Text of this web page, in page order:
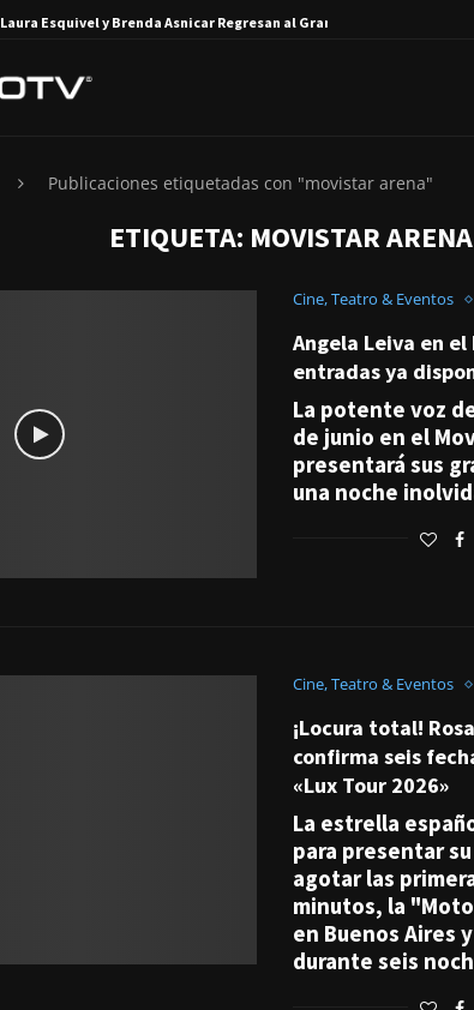
Laura Esquivel y Brenda Asnicar Regresan al Gran...
Publicaciones etiquetadas con "movistar arena"
ETIQUETA: MOVISTAR ARENA
Cine, Teatro & Eventos
Angela Leiva en
entradas ya
La potente voz
de junio en el
presentará sus
una noche
Cine, Teatro & Eventos
¡Locura total!
confirma seis
«Lux Tour 2026»
La estrella
para presentar
agotar las
minutos, la
en Buenos Aires
durante seis